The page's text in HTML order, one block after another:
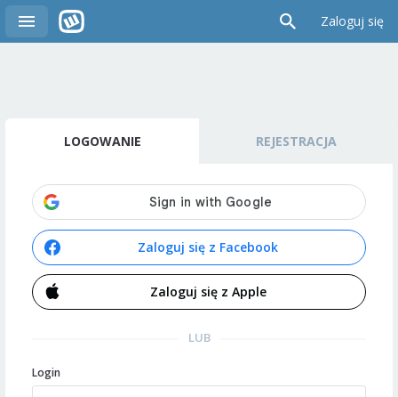
Zaloguj się
LOGOWANIE REJESTRACJA
Zaloguj się z Facebook
Zaloguj się z Apple
LUB
Login